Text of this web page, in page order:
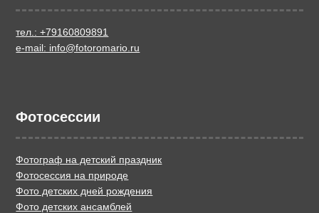
тел.: +79160809891
e-mail: info@fotoromario.ru
Фотосессии
Фотограф на детский праздник
Фотосессия на природе
Фото детских дней рождения
Фото детских ансамблей